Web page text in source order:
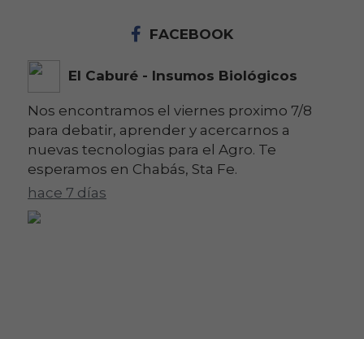
FACEBOOK
El Caburé - Insumos Biológicos
Nos encontramos el viernes proximo 7/8
para debatir, aprender y acercarnos a
nuevas tecnologias para el Agro. Te
esperamos en Chabás, Sta Fe.
hace 7 días